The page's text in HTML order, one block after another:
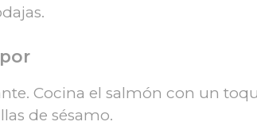
Cocina el salmón con un
de sésamo.